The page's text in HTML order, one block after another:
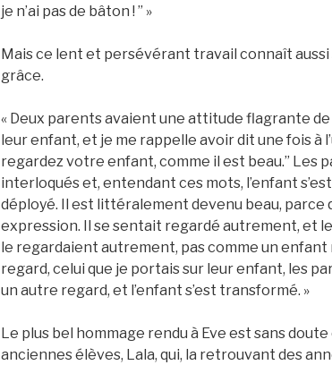
je n’ai pas de bâton ! ” »
Mais ce lent et persévérant travail connaît aussi
grâce.
« Deux parents avaient une attitude flagrante
leur enfant, et je me rappelle avoir dit une fois à
regardez votre enfant, comme il est beau.” Les
interloqués et, entendant ces mots, l’enfant
déployé. Il est littéralement devenu beau, parce
expression. Il se sentait regardé autrement, et
le regardaient autrement, pas comme un enfant
regard, celui que je portais sur leur enfant, les
un autre regard, et l’enfant s’est transformé. »
Le plus bel hommage rendu à Eve est sans doute
anciennes élèves, Lala, qui, la retrouvant des